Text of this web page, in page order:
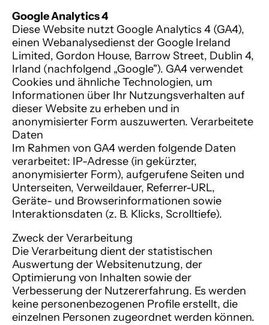
Google Analytics 4
Diese Website nutzt Google Analytics 4 (GA4),
einen Webanalysedienst der Google Ireland
Limited, Gordon House, Barrow Street, Dublin 4,
Irland (nachfolgend „Google"). GA4 verwendet
Cookies und ähnliche Technologien, um
Informationen über Ihr Nutzungsverhalten auf
dieser Website zu erheben und in
anonymisierter Form auszuwerten. Verarbeitete
Daten
Im Rahmen von GA4 werden folgende Daten
verarbeitet: IP-Adresse (in gekürzter,
anonymisierter Form), aufgerufene Seiten und
Unterseiten, Verweildauer, Referrer-URL,
Geräte- und Browserinformationen sowie
Interaktionsdaten (z. B. Klicks, Scrolltiefe).
Zweck der Verarbeitung
Die Verarbeitung dient der statistischen
Auswertung der Websitenutzung, der
Optimierung von Inhalten sowie der
Verbesserung der Nutzererfahrung. Es werden
keine personenbezogenen Profile erstellt, die
einzelnen Personen zugeordnet werden können.